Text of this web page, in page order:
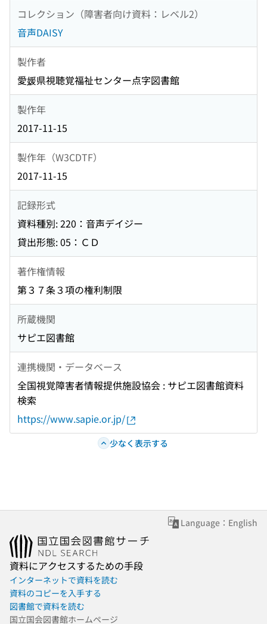
コレクション（障害者向け資料：レベル2）
音声DAISY
製作者
愛媛県視聴覚福祉センター点字図書館
製作年
2017-11-15
製作年（W3CDTF）
2017-11-15
記録形式
資料種別: 220：音声デイジー
貸出形態: 05：ＣＤ
著作権情報
第３７条３項の権利制限
所蔵機関
サピエ図書館
連携機関・データベース
全国視覚障害者情報提供施設協会 : サピエ図書館資料
検索
https://www.sapie.or.jp/
少なく表示する
Language：English
資料にアクセスするための手段
インターネットで資料を読む
資料のコピーを入手する
図書館で資料を読む
国立国会図書館ホームページ